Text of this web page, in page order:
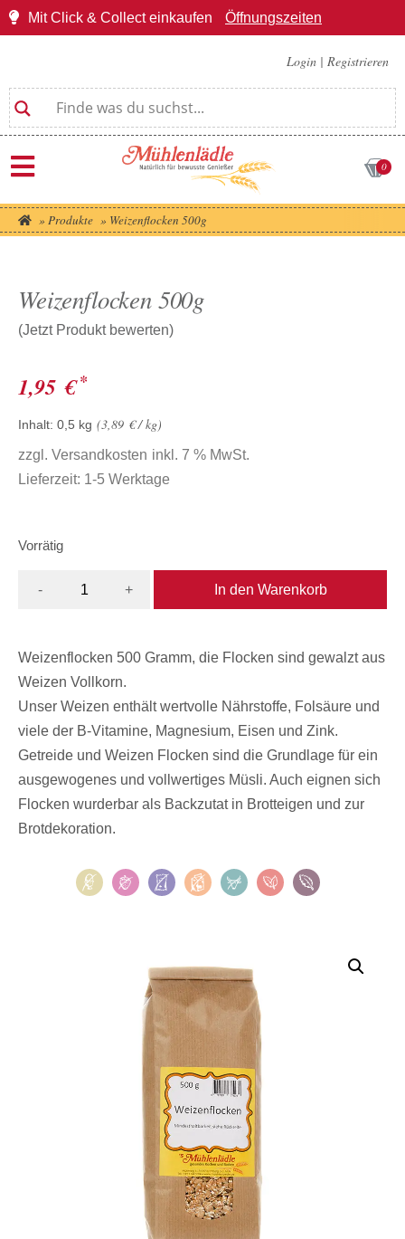
Mit Click & Collect einkaufen Öffnungszeiten
Login | Registrieren
0
» Produkte » Weizenflocken 500g
Weizenflocken 500g
(Jetzt Produkt bewerten)
1,95 € *
Inhalt: 0,5 kg 3,89 €/kg
zzgl. Versandkosten inkl. 7 % MwSt.
Lieferzeit: 1-5 Werktage
Vorrätig
- + In den Warenkorb
Weizenflocken 500 Gramm, die Flocken sind gewalzt aus
Weizen Vollkorn.
Unser Weizen enthält wertvolle Nährstoffe, Folsäure und
viele der B-Vitamine, Magnesium, Eisen und Zink.
Getreide und Weizen Flocken sind die Grundlage für ein
ausgewogenes und vollwertiges Müsli. Auch eignen sich
Flocken wurderbar als Backzutat in Brotteigen und zur
Brotdekoration.